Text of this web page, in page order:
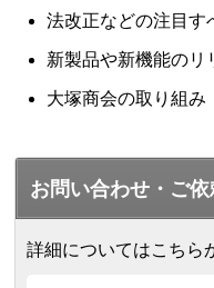
法改正などの注目す
新製品や新機能のリ
大塚商会の取り組
お問い合わせ・ご
詳細についてはこちら